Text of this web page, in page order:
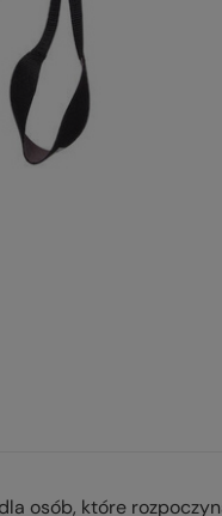
osób, które